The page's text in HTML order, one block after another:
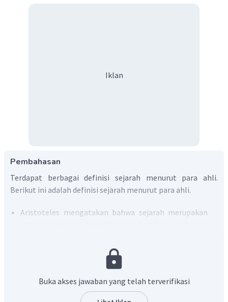
Iklan
Pembahasan
Terdapat berbagai definisi sejarah menurut para ahli.
Berikut ini adalah definisi sejarah menurut para ahli.
Aristoteles mengatakan bahwa sejarah merupakan
Aristoteles pun menambahkan bahwa peristiwa-
peristiwa masa lalu harus mempunyai catatan, rekod-
Hipocrates dikenal sebagai bapak Ilmu Kedokteran.
Sehingga pandangan-pandangannya lebih berfokus
Buka akses jawaban yang telah terverifikasi